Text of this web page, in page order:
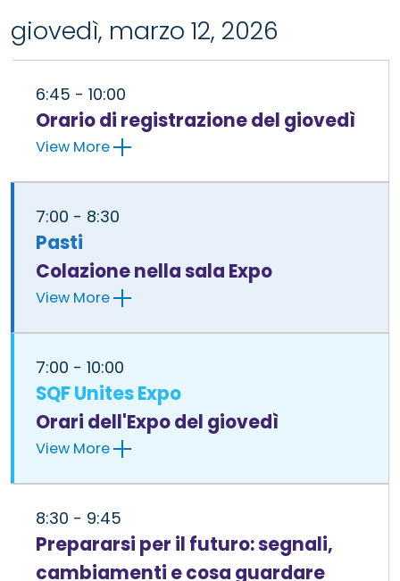
giovedì, marzo 12, 2026
6:45 - 10:00
Orario di registrazione del giovedì
View More
7:00 - 8:30
Pasti
Colazione nella sala Expo
View More
7:00 - 10:00
SQF Unites Expo
Orari dell'Expo del giovedì
View More
8:30 - 9:45
Prepararsi per il futuro: segnali,
cambiamenti e cosa guardare